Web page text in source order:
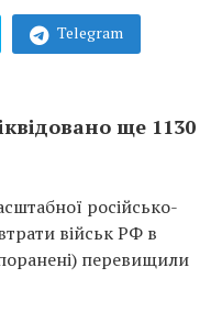
Telegram
ще 1130
російсько-
військ РФ в
перевищили